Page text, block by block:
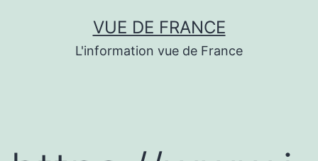
VUE DE FRANCE
L'information vue de France